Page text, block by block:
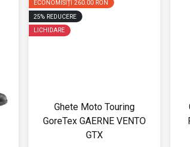
ECONOMISIȚI 260.00 RON
25% REDUCERE
LICHIDARE
Ghete Moto Touring
GoreTex GAERNE VENTO
GTX